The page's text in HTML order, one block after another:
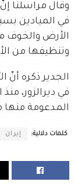
وقال مراسلنا
في الميادين
الأرض والخوف
وتنظيفها من
في ديرالزور،
المدعومة
كلمات دلالية: إيران